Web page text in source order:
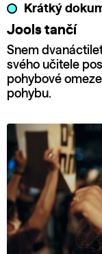
Krátký
Jools tančí
Snem
svého učitele
pohybové
pohybu.